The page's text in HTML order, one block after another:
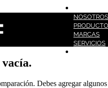
NOSOTROS
MARCAS
SERVICIOS
Debes agregar